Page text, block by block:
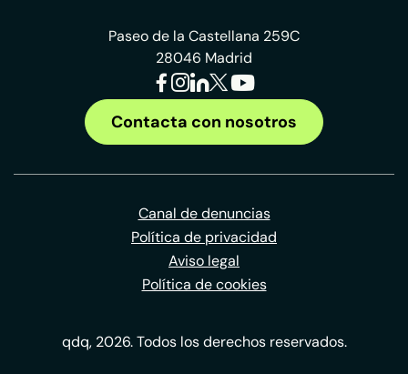
Paseo de la Castellana 259C
28046 Madrid
Contacta con nosotros
Canal de denuncias
Política de privacidad
Aviso legal
Política de cookies
qdq, 2026. Todos los derechos reservados.